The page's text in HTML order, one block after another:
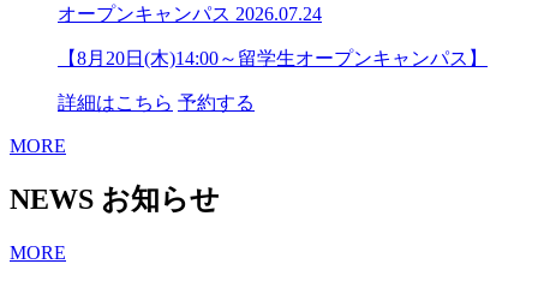
オープンキャンパス 2026.07.24
【8月20日(木)14:00～留学生オープンキャンパス】
詳細はこちら 予約する
MORE
NEWS お知らせ
MORE